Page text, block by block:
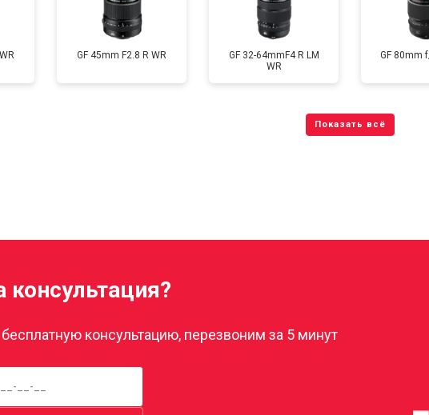
GF 45mm F2.8 R WR
GF 32-64mmF4 R LM
WR
GF 80mm
консультация?
консультацию, перезвоним за 5 минут